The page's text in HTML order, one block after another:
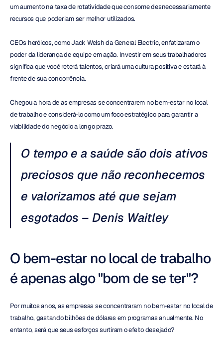
um aumento na taxa de rotatividade que consome desnecessariamente
recursos que poderiam ser melhor utilizados.
CEOs heróicos, como Jack Welsh da General Electric, enfatizaram o
poder da liderança de equipe em ação. Investir em seus trabalhadores
significa que você reterá talentos, criará uma cultura positiva e estará à
frente de sua concorrência.
Chegou a hora de as empresas se concentrarem no bem-estar no local
de trabalho e considerá-lo como um foco estratégico para garantir a
viabilidade do negócio a longo prazo.
O tempo e a saúde são dois ativos
preciosos que não reconhecemos
e valorizamos até que sejam
esgotados – Denis Waitley
O bem-estar no local de trabalho
é apenas algo "bom de se ter"?
Por muitos anos, as empresas se concentraram no bem-estar no local de
trabalho, gastando bilhões de dólares em programas anualmente. No
entanto, será que seus esforços surtiram o efeito desejado?